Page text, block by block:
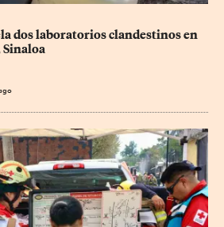
dos laboratorios clandestinos en
Sinaloa